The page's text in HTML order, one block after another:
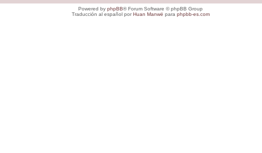
Powered by phpBB® Forum Software © phpBB Group
Traducción al español porHuan Manwë para phpbb-es.com